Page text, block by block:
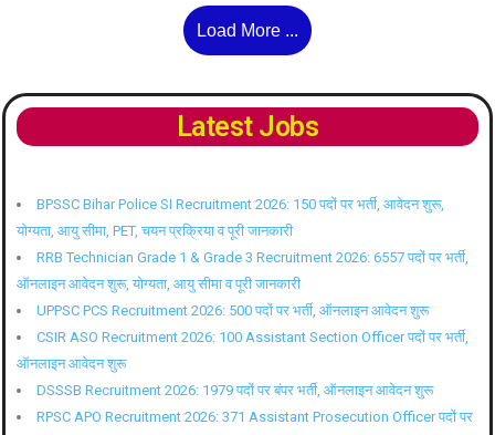
Load More ...
Latest Jobs
BPSSC Bihar Police SI Recruitment 2026: 150 पदों पर भर्ती, आवेदन शुरू,
योग्यता, आयु सीमा, PET, चयन प्रक्रिया व पूरी जानकारी
RRB Technician Grade 1 & Grade 3 Recruitment 2026: 6557 पदों पर भर्ती,
ऑनलाइन आवेदन शुरू, योग्यता, आयु सीमा व पूरी जानकारी
UPPSC PCS Recruitment 2026: 500 पदों पर भर्ती, ऑनलाइन आवेदन शुरू
CSIR ASO Recruitment 2026: 100 Assistant Section Officer पदों पर भर्ती,
ऑनलाइन आवेदन शुरू
DSSSB Recruitment 2026: 1979 पदों पर बंपर भर्ती, ऑनलाइन आवेदन शुरू
RPSC APO Recruitment 2026: 371 Assistant Prosecution Officer पदों पर